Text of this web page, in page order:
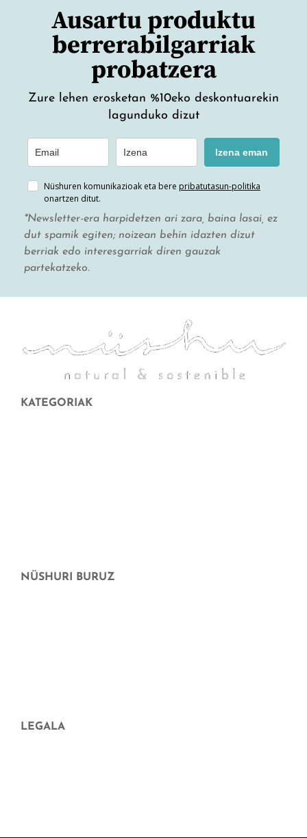
Ausartu produktu
berrerabilgarriak
probatzera
Zure lehen erosketan %10eko deskontuarekin
lagunduko dizut
Izena eman
Nüshuren komunikazioak eta bere pribatutasun-politika
onartzen ditut.
*Newsletter-era harpidetzen ari zara, baina lasai, ez
dut spamik egiten; noizean behin idazten dizut
berriak edo interesgarriak diren gauzak
partekatzeko.
KATEGORIAK
NÜSHURI BURUZ
LEGALA